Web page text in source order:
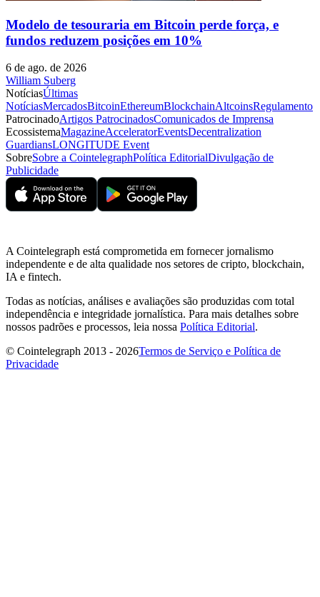
Modelo de tesouraria em Bitcoin perde força, e
fundos reduzem posições em 10%
6 de ago. de 2026
William Suberg
NotíciasÚltimas
NotíciasMercadosBitcoinEthereumBlockchainAltcoinsRegulamento
PatrocinadoArtigos PatrocinadosComunicados de Imprensa
EcossistemaMagazineAcceleratorEventsDecentralization
GuardiansLONGITUDE Event
SobreSobre a CointelegraphPolítica EditorialDivulgação de
Publicidade
A Cointelegraph está comprometida em fornecer jornalismo
independente e de alta qualidade nos setores de cripto, blockchain,
IA e fintech.
Todas as notícias, análises e avaliações são produzidas com total
independência e integridade jornalística. Para mais detalhes sobre
nossos padrões e processos, leia nossa Política Editorial.
© Cointelegraph 2013 - 2026Termos de Serviço e Política de
Privacidade